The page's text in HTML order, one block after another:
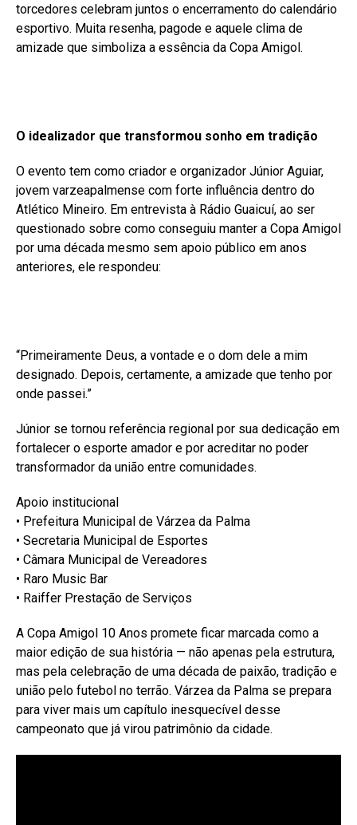
torcedores celebram juntos o encerramento do calendário
esportivo. Muita resenha, pagode e aquele clima de
amizade que simboliza a essência da Copa Amigol.
O idealizador que transformou sonho em tradição
O evento tem como criador e organizador Júnior Aguiar,
jovem varzeapalmense com forte influência dentro do
Atlético Mineiro. Em entrevista à Rádio Guaicuí, ao ser
questionado sobre como conseguiu manter a Copa Amigol
por uma década mesmo sem apoio público em anos
anteriores, ele respondeu:
“Primeiramente Deus, a vontade e o dom dele a mim
designado. Depois, certamente, a amizade que tenho por
onde passei.”
Júnior se tornou referência regional por sua dedicação em
fortalecer o esporte amador e por acreditar no poder
transformador da união entre comunidades.
Apoio institucional
• Prefeitura Municipal de Várzea da Palma
• Secretaria Municipal de Esportes
• Câmara Municipal de Vereadores
• Raro Music Bar
• Raiffer Prestação de Serviços
A Copa Amigol 10 Anos promete ficar marcada como a
maior edição de sua história — não apenas pela estrutura,
mas pela celebração de uma década de paixão, tradição e
união pelo futebol no terrão. Várzea da Palma se prepara
para viver mais um capítulo inesquecível desse
campeonato que já virou patrimônio da cidade.